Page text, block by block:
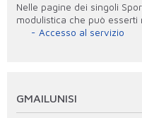
Nelle pagine dei singoli
modulistica che può esserti
Accesso al servizio
GMAILUNISI